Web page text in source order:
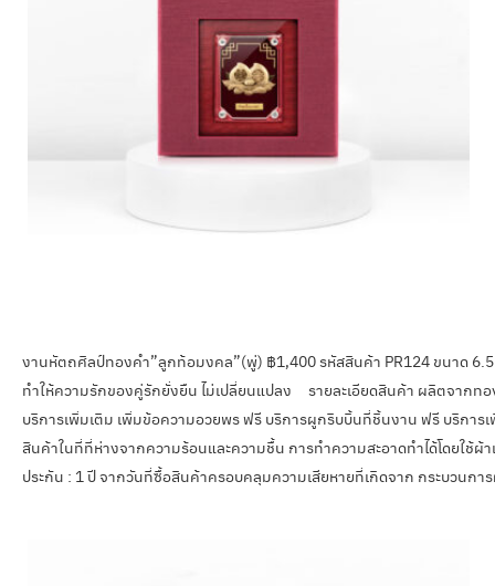
งานหัตถศิลป์ทองคำ”ลูกท้อมงคล”(พู่) ฿1,400 รหัสสินค้า PR124 ขนาด
ทำให้ความรักของคู่รักยั่งยืน ไม่เปลี่ยนแปลง รายละเอียดสินค้า ผลิตจาก
บริการเพิ่มเติม เพิ่มข้อความอวยพร ฟรี บริการผูกริบบิ้นที่ชิ้นงาน ฟรี บริการ
สินค้าในที่ที่ห่างจากความร้อนและความชื้น การทำความสะอาดทำได้โดยใช้ผ้
ประกัน : 1 ปี จากวันที่ซื้อสินค้าครอบคลุมความเสียหายที่เกิดจาก กระบวนก